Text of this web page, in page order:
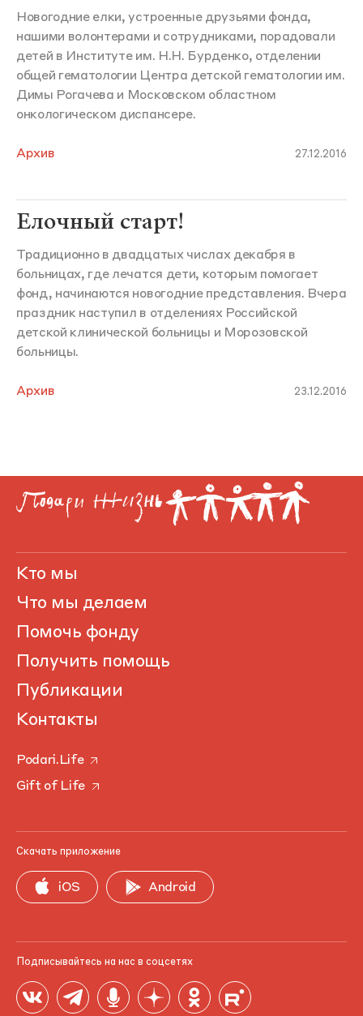
Новогодние елки, устроенные друзьями фонда,
нашими волонтерами и сотрудниками, порадовали
детей в Институте им. Н.Н. Бурденко, отделении
общей гематологии Центра детской гематологии им.
Димы Рогачева и Московском областном
онкологическом диспансере.
Архив 27.12.2016
Елочный старт!
Традиционно в двадцатых числах декабря в
больницах, где лечатся дети, которым помогает
фонд, начинаются новогодние представления. Вчера
праздник наступил в отделениях Российской
детской клинической больницы и Морозовской
больницы.
Архив 23.12.2016
Кто мы
Что мы делаем
Помочь фонду
Получить помощь
Публикации
Контакты
Podari.Life
Gift of Life
Скачать приложение
iOS Android
Подписывайтесь на нас в соцсетях